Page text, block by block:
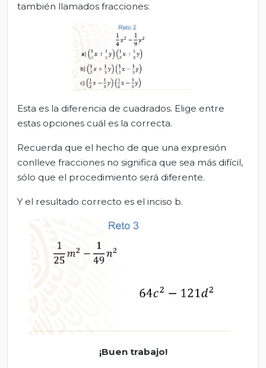
también llamados fracciones:
Esta es la diferencia de cuadrados. Elige entre
estas opciones cuál es la correcta.
Recuerda que el hecho de que una expresión
conlleve fracciones no significa que sea más difícil,
sólo que el procedimiento será diferente.
Y el resultado correcto es el inciso b.
¡Buen trabajo!